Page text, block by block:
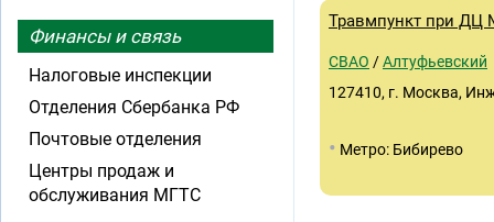
Травмпункт при
СВАО /Алтуфьевский
127410, г. Москва,
• Метро: Бибирево
Финансы и связь
Налоговые инспекции
Отделения Сбербанка РФ
Почтовые отделения
Центры продаж и
обслуживания МГТС